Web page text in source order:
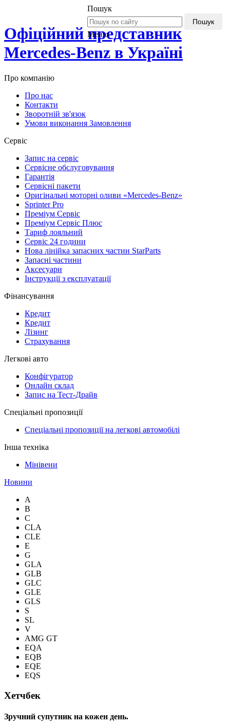
Офіційний представник
Mercedes-Benz в Україні
Пошук
Пошук
Меню
Про компанію
Про нас
Контакти
Зворотній зв'язок
Умови виконання Замовлення
Сервіс
Запис на сервіс
Сервісне обслуговування
Гарантія
Сервісні пакети
Оригінальні моторні оливи «Mercedes-Benz»
Sprinter Pro
Преміум Сервіс
Преміум Сервіс Плюс
Тариф лояльний
Сервіс 24 години
Нова лінійка запасних частин StarParts
Запасні частини
Аксесуари
Інструкції з експлуатації
Фінансування
Кредит
Кредит
Лізинг
Страхування
Легкові авто
Конфігуратор
Онлайн склад
Запис на Тест-Драйв
Спеціальні пропозиції
Спеціальні пропозиції на легкові автомобілі
Інша техніка
Мінівени
Новини
A
B
C
CLA
CLE
E
G
GLA
GLB
GLC
GLE
GLS
S
SL
V
AMG GT
EQA
EQB
EQE
EQS
Хетчбек
Зручний супутник на кожен день.